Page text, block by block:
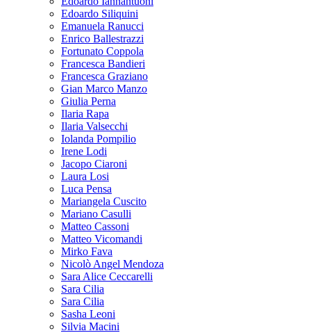
Edoardo Siliquini
Emanuela Ranucci
Enrico Ballestrazzi
Fortunato Coppola
Francesca Bandieri
Francesca Graziano
Gian Marco Manzo
Giulia Perna
Ilaria Rapa
Ilaria Valsecchi
Iolanda Pompilio
Irene Lodi
Jacopo Ciaroni
Laura Losi
Luca Pensa
Mariangela Cuscito
Mariano Casulli
Matteo Cassoni
Matteo Vicomandi
Mirko Fava
Nicolò Angel Mendoza
Sara Alice Ceccarelli
Sara Cilia
Sara Cilia
Sasha Leoni
Silvia Macini